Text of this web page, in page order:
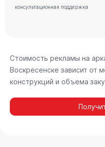
консультационная поддержка
Стоимость рекламы на
Воскресенске зависит от
конструкций и объема